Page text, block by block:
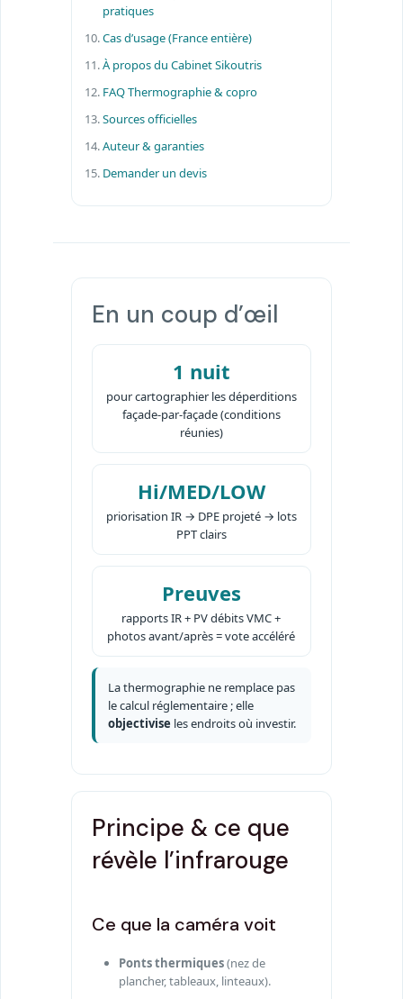
pratiques
Cas d’usage (France entière)
À propos du Cabinet Sikoutris
FAQ Thermographie & copro
Sources officielles
Auteur & garanties
Demander un devis
En un coup d’œil
1 nuit
pour cartographier les déperditions
façade-par-façade (conditions
réunies)
Hi/MED/LOW
priorisation IR → DPE projeté → lots
PPT clairs
Preuves
rapports IR + PV débits VMC +
photos avant/après = vote accéléré
La thermographie ne remplace pas
le calcul réglementaire ; elle
objectivise les endroits où investir.
Principe & ce que
révèle l’infrarouge
Ce que la caméra voit
Ponts thermiques(nez de
plancher, tableaux, linteaux).